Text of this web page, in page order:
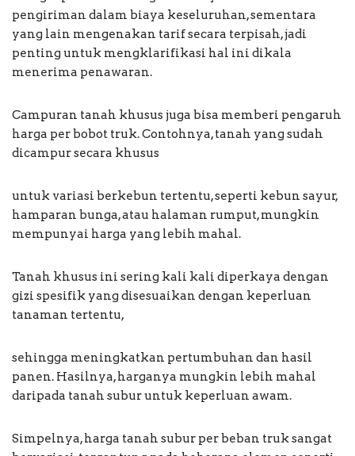
pengiriman dalam biaya keseluruhan, sementara
yang lain mengenakan tarif secara terpisah, jadi
penting untuk mengklarifikasi hal ini dikala
menerima penawaran.
Campuran tanah khusus juga bisa memberi pengaruh
harga per bobot truk. Contohnya, tanah yang sudah
dicampur secara khusus
untuk variasi berkebun tertentu, seperti kebun sayur,
hamparan bunga, atau halaman rumput, mungkin
mempunyai harga yang lebih mahal.
Tanah khusus ini sering kali kali diperkaya dengan
gizi spesifik yang disesuaikan dengan keperluan
tanaman tertentu,
sehingga meningkatkan pertumbuhan dan hasil
panen. Hasilnya, harganya mungkin lebih mahal
daripada tanah subur untuk keperluan awam.
Simpelnya, harga tanah subur per beban truk sangat